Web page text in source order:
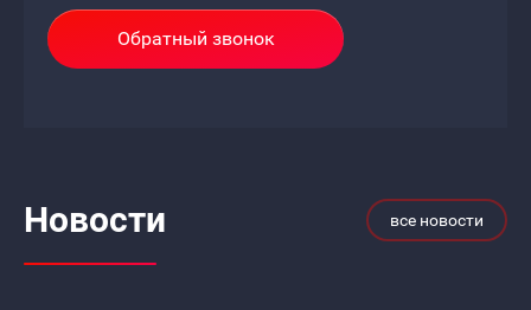
Обратный звонок
Новости все новости